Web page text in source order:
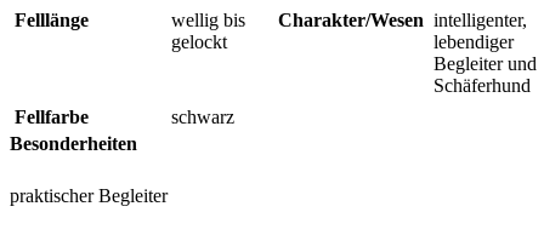
Felllänge
wellig bis
gelockt
Charakter/Wesen intelligenter,
lebendiger
Begleiter und
Schäferhund
Fellfarbe
schwarz
Besonderheiten
praktischer Begleiter